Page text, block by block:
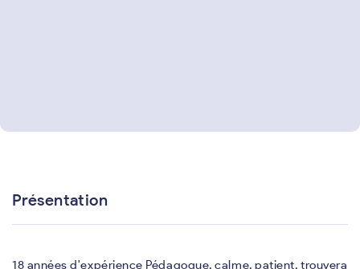
Présentation
18 années d'expérience Pédagogue, calme, patient, trouvera